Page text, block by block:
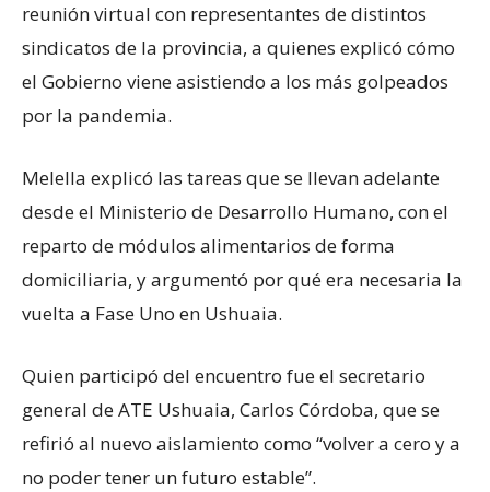
reunión virtual con representantes de distintos
sindicatos de la provincia, a quienes explicó cómo
el Gobierno viene asistiendo a los más golpeados
por la pandemia.
Melella explicó las tareas que se llevan adelante
desde el Ministerio de Desarrollo Humano, con el
reparto de módulos alimentarios de forma
domiciliaria, y argumentó por qué era necesaria la
vuelta a Fase Uno en Ushuaia.
Quien participó del encuentro fue el secretario
general de ATE Ushuaia, Carlos Córdoba, que se
refirió al nuevo aislamiento como “volver a cero y a
no poder tener un futuro estable”.